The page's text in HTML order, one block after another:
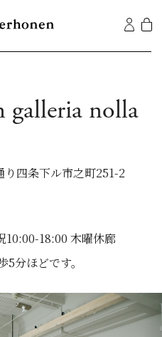
galleria nolla
四条下ル市之町251-2
10:00-18:00 木曜休廊
分ほどです。